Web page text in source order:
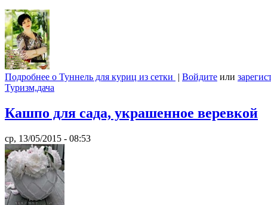
Подробнее о Туннель для куриц из сетки | Войдите или
Туризм,дача
Кашпо для сада, украшенное веревкой
ср, 13/05/2015 - 08:53